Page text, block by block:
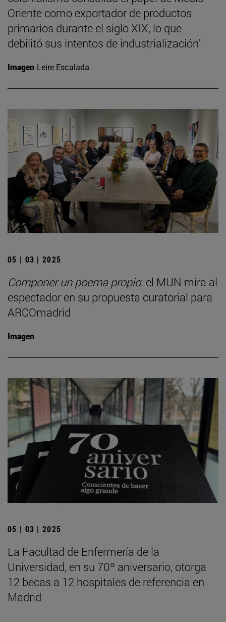
Oriente como exportador de productos
primarios durante el siglo XIX, lo que
debilitó sus intentos de industrialización"
Imagen Leire Escalada
05 | 03 | 2025
Componer un poema propio: el MUN mira al
espectador en su propuesta curatorial para
ARCOmadrid
Imagen
05 | 03 | 2025
La Facultad de Enfermería de la
Universidad, en su 70º aniversario, otorga
12 becas a 12 hospitales de referencia en
Madrid